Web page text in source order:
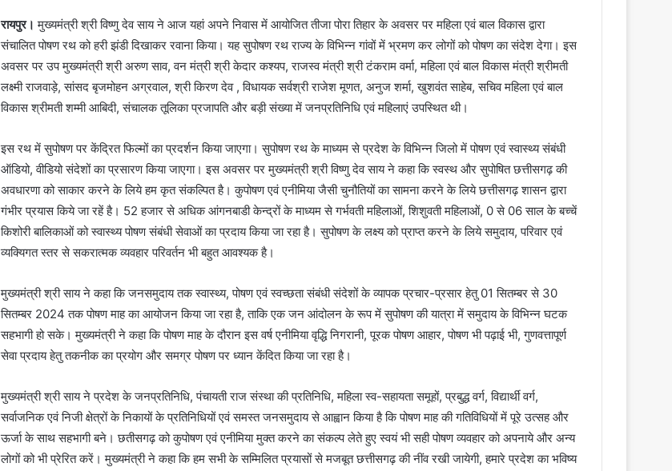
रायपुर। मुख्यमंत्री श्री विष्णु देव साय ने आज यहां अपने निवास में आयोजित तीजा पोरा तिहार के अवसर पर महिला एवं बाल विकास द्वारा
संचालित पोषण रथ को हरी झंडी दिखाकर रवाना किया। यह सुपोषण रथ राज्य के विभिन्न गांवों में भ्रमण कर लोगों को पोषण का संदेश देगा। इस
अवसर पर उप मुख्यमंत्री श्री अरुण साव, वन मंत्री श्री केदार कश्यप, राजस्व मंत्री श्री टंकराम वर्मा, महिला एवं बाल विकास मंत्री श्रीमती
लक्ष्मी राजवाड़े, सांसद बृजमोहन अग्रवाल, श्री किरण देव , विधायक सर्वश्री राजेश मूणत, अनुज शर्मा, खुशवंत साहेब, सचिव महिला एवं बाल
विकास श्रीमती शम्मी आबिदी, संचालक तूलिका प्रजापति और बड़ी संख्या में जनप्रतिनिधि एवं महिलाएं उपस्थित थी।
इस रथ में सुपोषण पर केंद्रित फिल्मों का प्रदर्शन किया जाएगा। सुपोषण रथ के माध्यम से प्रदेश के विभिन्न जिलो में पोषण एवं स्वास्थ्य संबंधी
ऑडियो, वीडियो संदेशों का प्रसारण किया जाएगा। इस अवसर पर मुख्यमंत्री श्री विष्णु देव साय ने कहा कि स्वस्थ और सुपोषित छत्तीसगढ़ की
अवधारणा को साकार करने के लिये हम कृत संकल्पित है। कुपोषण एवं एनीमिया जैसी चुनौतियों का सामना करने के लिये छत्तीसगढ़ शासन द्वारा
गंभीर प्रयास किये जा रहें है। 52 हजार से अधिक आंगनबाडी केन्द्रों के माध्यम से गर्भवती महिलाओं, शिशुवती महिलाओं, 0 से 06 साल के बच्चें
किशोरी बालिकाओं को स्वास्थ्य पोषण संबंधी सेवाओं का प्रदाय किया जा रहा है। सुपोषण के लक्ष्य को प्राप्त करने के लिये समुदाय, परिवार एवं
व्यक्यिगत स्तर से सकरात्मक व्यवहार परिवर्तन भी बहुत आवश्यक है।
मुख्यमंत्री श्री साय ने कहा कि जनसमुदाय तक स्वास्थ्य, पोषण एवं स्वच्छता संबंधी संदेशों के व्यापक प्रचार-प्रसार हेतु 01 सितम्बर से 30
सितम्बर 2024 तक पोषण माह का आयोजन किया जा रहा है, ताकि एक जन आंदोलन के रूप में सुपोषण की यात्रा में समुदाय के विभिन्न घटक
सहभागी हो सके। मुख्यमंत्री ने कहा कि पोषण माह के दौरान इस वर्ष एनीमिया वृद्धि निगरानी, पूरक पोषण आहार, पोषण भी पढ़ाई भी, गुणवत्तापूर्ण
सेवा प्रदाय हेतु तकनीक का प्रयोग और समग्र पोषण पर ध्यान केंदित किया जा रहा है।
मुख्यमंत्री श्री साय ने प्रदेश के जनप्रतिनिधि, पंचायती राज संस्था की प्रतिनिधि, महिला स्व-सहायता समूहों, प्रबुद्ध वर्ग, विद्यार्थी वर्ग,
सर्वाजनिक एवं निजी क्षेत्रों के निकायों के प्रतिनिधियों एवं समस्त जनसमुदाय से आह्वान किया है कि पोषण माह की गतिविधियों में पूरे उत्सह और
ऊर्जा के साथ सहभागी बने। छतीसगढ़ को कुपोषण एवं एनीमिया मुक्त करने का संकल्प लेते हुए स्वयं भी सही पोषण व्यवहार को अपनाये और अन्य
लोगों को भी प्रेरित करें। मुख्यमंत्री ने कहा कि हम सभी के सम्मिलित प्रयासों से मजबूत छत्तीसगढ़ की नींव रखी जायेगी, हमारे प्रदेश का भविष्य